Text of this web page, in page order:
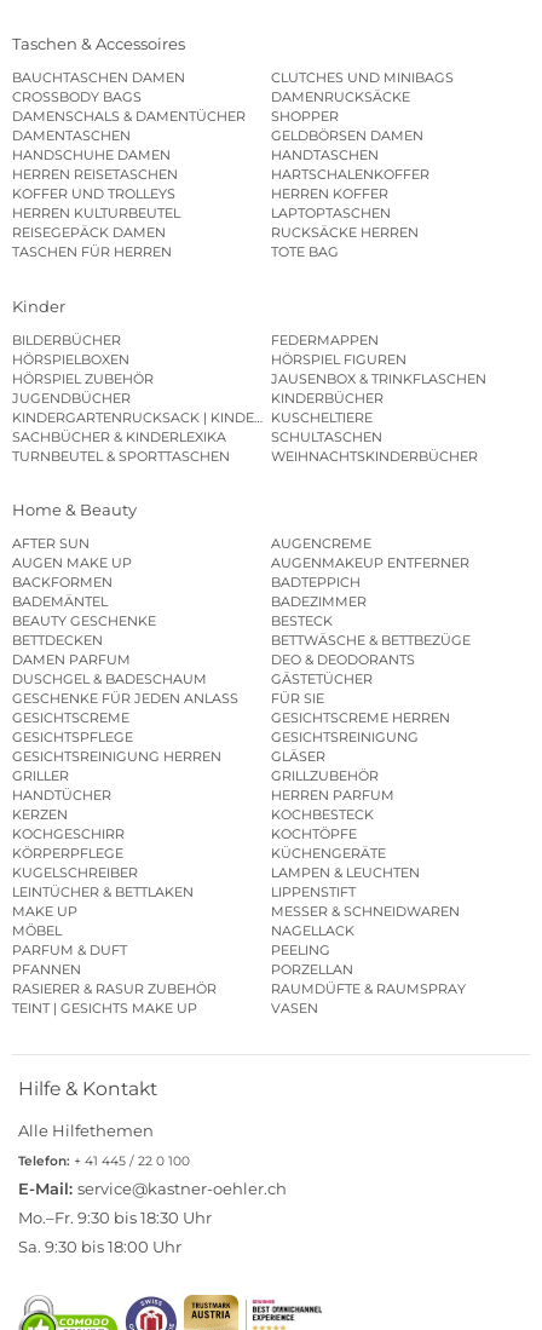
Taschen & Accessoires
BAUCHTASCHEN DAMEN
CLUTCHES UND MINIBAGS
CROSSBODY BAGS
DAMENRUCKSÄCKE
DAMENSCHALS & DAMENTÜCHER
SHOPPER
DAMENTASCHEN
GELDBÖRSEN DAMEN
HANDSCHUHE DAMEN
HANDTASCHEN
HERREN REISETASCHEN
HARTSCHALENKOFFER
KOFFER UND TROLLEYS
HERREN KOFFER
HERREN KULTURBEUTEL
LAPTOPTASCHEN
REISEGEPÄCK DAMEN
RUCKSÄCKE HERREN
TASCHEN FÜR HERREN
TOTE BAG
Kinder
BILDERBÜCHER
FEDERMAPPEN
HÖRSPIELBOXEN
HÖRSPIEL FIGUREN
HÖRSPIEL ZUBEHÖR
JAUSENBOX & TRINKFLASCHEN
JUGENDBÜCHER
KINDERBÜCHER
KINDERGARTENRUCKSACK | KINDERGARTENBEUTEL
KUSCHELTIERE
SACHBÜCHER & KINDERLEXIKA
SCHULTASCHEN
TURNBEUTEL & SPORTTASCHEN
WEIHNACHTSKINDERBÜCHER
Home & Beauty
AFTER SUN
AUGENCREME
AUGEN MAKE UP
AUGENMAKEUP ENTFERNER
BACKFORMEN
BADTEPPICH
BADEMÄNTEL
BADEZIMMER
BEAUTY GESCHENKE
BESTECK
BETTDECKEN
BETTWÄSCHE & BETTBEZÜGE
DAMEN PARFUM
DEO & DEODORANTS
DUSCHGEL & BADESCHAUM
GÄSTETÜCHER
GESCHENKE FÜR JEDEN ANLASS
FÜR SIE
GESICHTSCREME
GESICHTSCREME HERREN
GESICHTSPFLEGE
GESICHTSREINIGUNG
GESICHTSREINIGUNG HERREN
GLÄSER
GRILLER
GRILLZUBEHÖR
HANDTÜCHER
HERREN PARFUM
KERZEN
KOCHBESTECK
KOCHGESCHIRR
KOCHTÖPFE
KÖRPERPFLEGE
KÜCHENGERÄTE
KUGELSCHREIBER
LAMPEN & LEUCHTEN
LEINTÜCHER & BETTLAKEN
LIPPENSTIFT
MAKE UP
MESSER & SCHNEIDWAREN
MÖBEL
NAGELLACK
PARFUM & DUFT
PEELING
PFANNEN
PORZELLAN
RASIERER & RASUR ZUBEHÖR
RAUMDÜFTE & RAUMSPRAY
TEINT | GESICHTS MAKE UP
VASEN
Hilfe & Kontakt
Alle Hilfethemen
Telefon: + 41 445 / 22 0 100
E-Mail: service@kastner-oehler.ch
Mo.–Fr. 9:30 bis 18:30 Uhr
Sa. 9:30 bis 18:00 Uhr